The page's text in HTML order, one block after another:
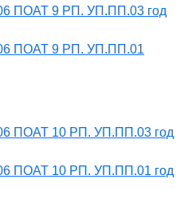
ПОАТ 9 РП. УП.ПП.03 год
ПОАТ 9 РП. УП.ПП.01
ПОАТ 10 РП. УП.ПП.03 год
ПОАТ 10 РП. УП.ПП.01 год